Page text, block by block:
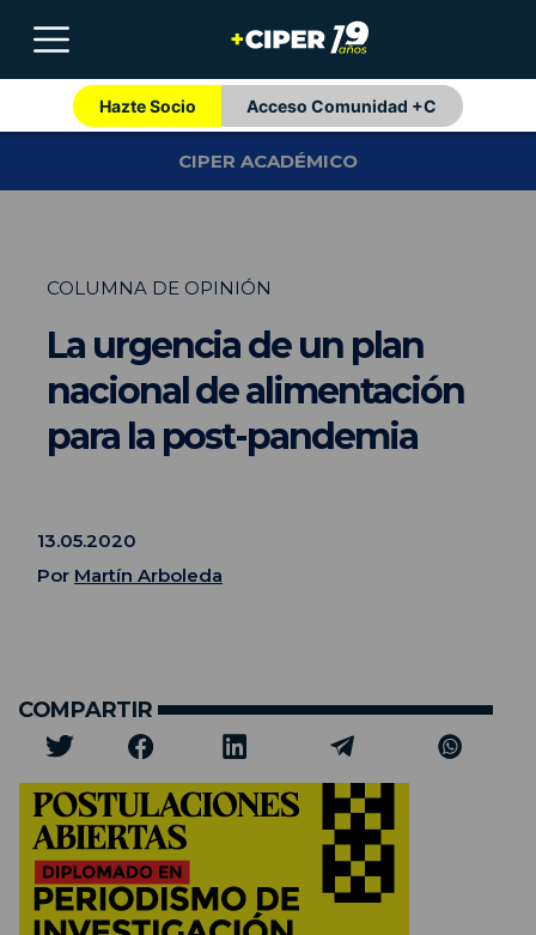
Hazte Socio Acceso Comunidad +C
CIPER ACADÉMICO
COLUMNA DE OPINIÓN
La urgencia de un plan
nacional de alimentación
para la post-pandemia
13.05.2020
Por Martín Arboleda
COMPARTIR